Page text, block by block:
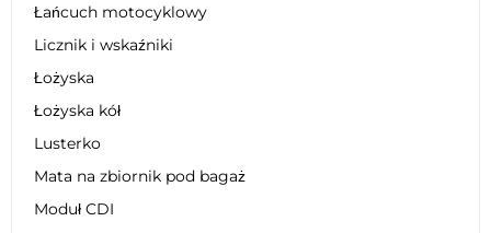
Łańcuch motocyklowy
Licznik i wskaźniki
Łożyska
Łożyska kół
Lusterko
Mata na zbiornik pod bagaż
Moduł CDI